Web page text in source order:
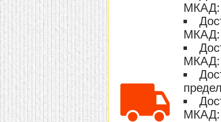
очень часто используют в
качестве разграничителей
комнаты, например, на
рабочую зону и
пространство для отдыха.
Особенно это актуально
для однокомнатных
квартир.
МКАД:
МКАД:
МКАД:
МКАД: